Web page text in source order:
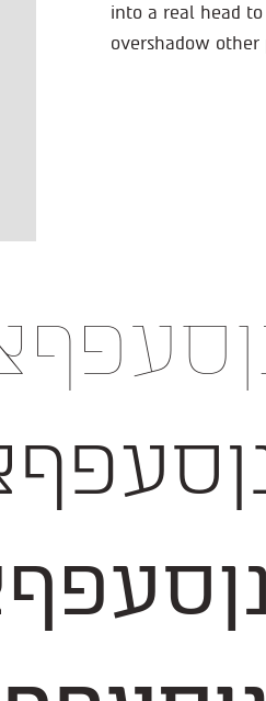
into a real head
overshadow other